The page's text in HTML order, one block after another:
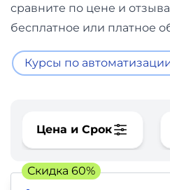
сравните по цене и
бесплатное или платное
Курсы по
Цена и Срок
Скидка 60%
Аналитика
Видео,
Маркетинг
Иностранный